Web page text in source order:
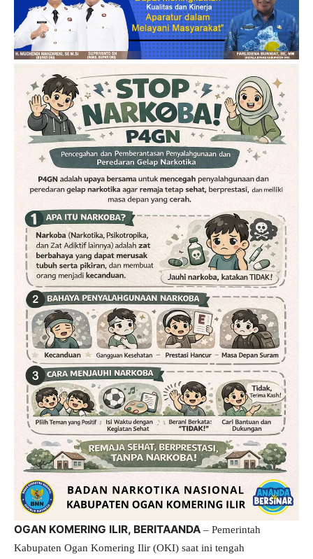
OGAN KOMERING ILIR, BERITAANDA – Pemerintah
Kabupaten Ogan Komering Ilir (OKI) saat ini tengah